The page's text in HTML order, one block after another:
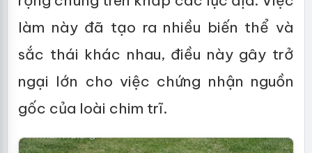
làm này đã tạo ra nhiều biến thể và
sắc thái khác nhau, điều này gây trở
ngại lớn cho việc chứng nhận nguồn
gốc của loài chim trĩ.